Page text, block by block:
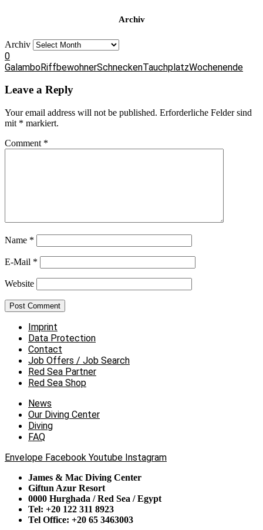
Archiv
Archiv
0
GalamboRiffbewohnerSchneckenTauchplatzWochenende
Leave a Reply
Your email address will not be published. Erforderliche Felder sind
mit * markiert.
Comment *
Name *
E-Mail *
Website
Imprint
Data Protection
Contact
Job Offers / Job Search
Red Sea Partner
Red Sea Shop
News
Our Diving Center
Diving
FAQ
Envelope Facebook Youtube Instagram
James & Mac Diving Center
Giftun Azur Resort
0000 Hurghada / Red Sea / Egypt
Tel: +20 122 311 8923
Tel Office: +20 65 3463003